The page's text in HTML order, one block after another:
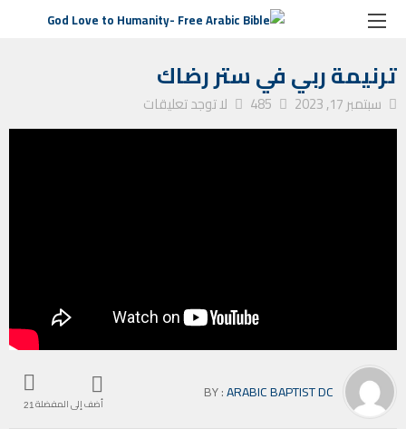
الصفحة الرئيسية ترانيم كنيسة ترنيمة ربي في ستر رضاك
ترنيمة ربي في ستر رضاك
سبتمبر 17, 2023 485 لا توجد تعليقات
أضف إلى المفضلة 21
BY :ARABIC BAPTIST DC